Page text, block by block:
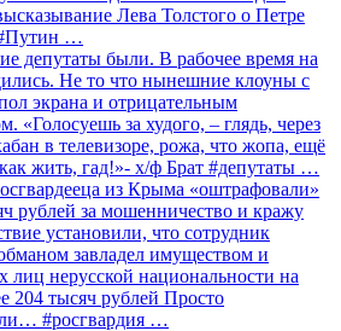
Лева Толстого о Петре
…
депутаты были. В рабочее время на
Не то что нынешние клоуны с
экрана и отрицательным
«Голосуешь за худого, – глядь, через
в телевизоре, рожа, что жопа, ещё
жить, гад!»- х/ф Брат #депутаты …
из Крыма «оштрафовали»
рублей за мошенничество и кражу
установили, что сотрудник
завладел имуществом и
лиц нерусской национальности на
204 тысяч рублей Просто
#росгвардия …